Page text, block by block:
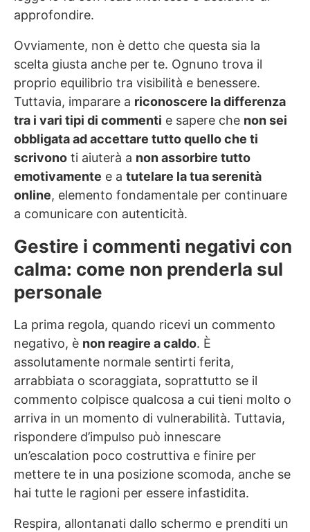
approfondire.
Ovviamente, non è detto che questa sia la
scelta giusta anche per te. Ognuno trova il
proprio equilibrio tra visibilità e benessere.
Tuttavia, imparare a riconoscere la differenza
tra i vari tipi di commenti e sapere che non sei
obbligata ad accettare tutto quello che ti
scrivono ti aiuterà a non assorbire tutto
emotivamente e a tutelare la tua serenità
online, elemento fondamentale per continuare
a comunicare con autenticità.
Gestire i commenti negativi con
calma: come non prenderla sul
personale
La prima regola, quando ricevi un commento
negativo, è non reagire a caldo. È
assolutamente normale sentirti ferita,
arrabbiata o scoraggiata, soprattutto se il
commento colpisce qualcosa a cui tieni molto o
arriva in un momento di vulnerabilità. Tuttavia,
rispondere d’impulso può innescare
un’escalation poco costruttiva e finire per
mettere te in una posizione scomoda, anche se
hai tutte le ragioni per essere infastidita.
Respira, allontanati dallo schermo e prenditi un